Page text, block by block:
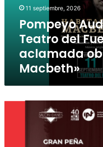
11 septiembre, 2026
Pompeyo
Teatro del
aclamada
Macbeth»